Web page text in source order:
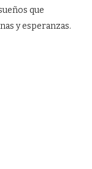
que
y esperanzas.